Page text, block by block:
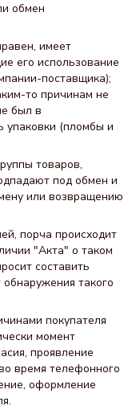
обмен
имеет
его использование
поставщика);
то причинам не
был в
упаковки (пломбы и
товаров,
под обмен и
или возвращению
порча происходит
"Акта" о таком
составить
такого
покупателя
момент
проявление
время телефонного
оформление